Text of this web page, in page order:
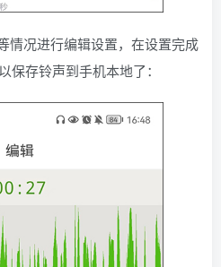
情况进行编辑设置，在设置完成
保存铃声到手机本地了：